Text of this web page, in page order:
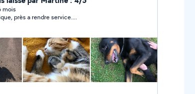
de pelouse,taille de haies etc..Service
ménage course. Nous nous ferons
avec jardin.
mois
près a rendre service....